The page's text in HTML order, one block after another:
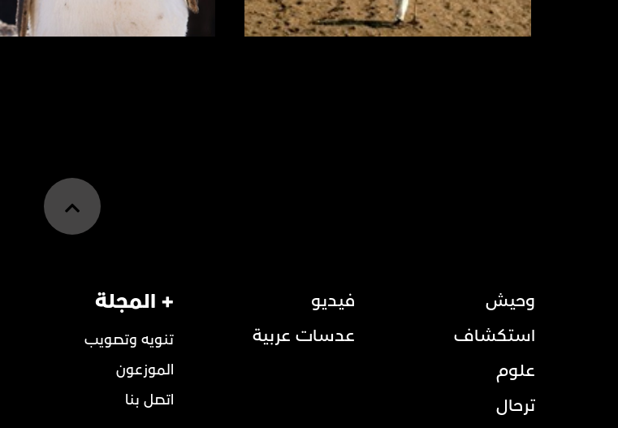
وحيش
استكشاف
علوم
ترحال
فيديو
عدسات عربية
+ المجلة
تنويه وتصويب
الموزعون
اتصل بنا